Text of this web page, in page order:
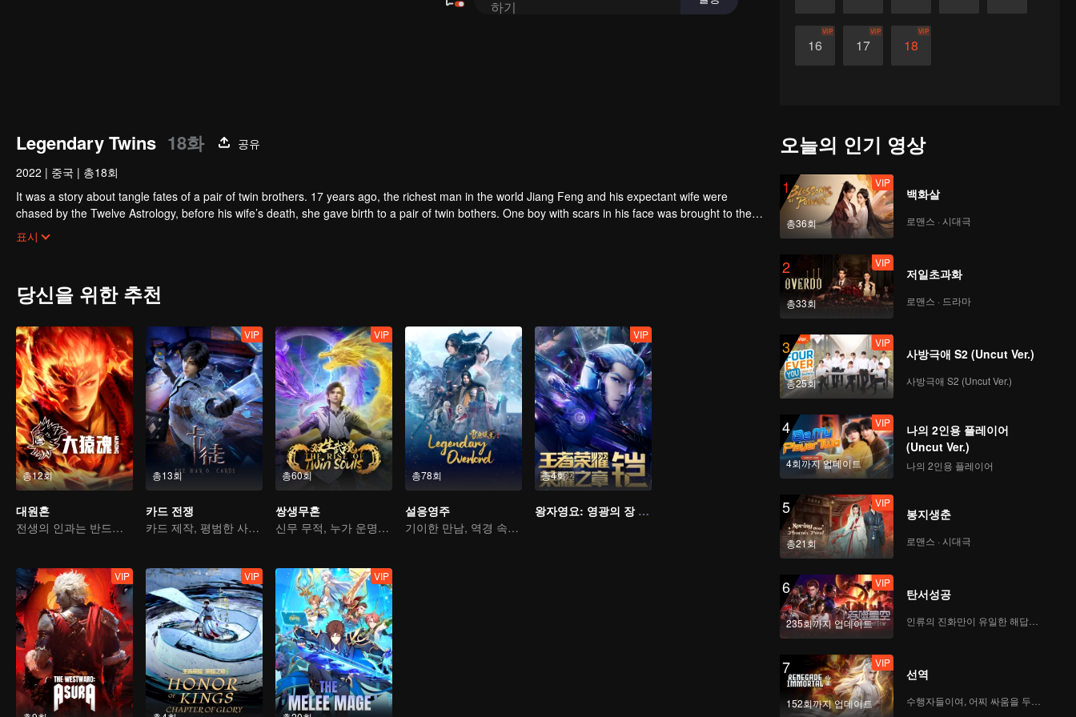
16
VIP
17
VIP
18
VIP
Legendary Twins 18화
공유
2022 | 중국 | 총18회
It was a story about tangle fates of a pair of twin brothers. 17 years ago, the richest man in the world Jiang Feng and his expectant wife were
chased by the Twelve Astrology, before his wife’s death, she gave birth to a pair of twin bothers. One boy with scars in his face was brought to the
Villains' Valley, the other boy was brought to the forbidden area in the Martial arts World, Palace Yihua.
After many years, the young man with scars in his face Jiang Xiaoyu was brought up by five evils in the Villains' Valley and wanted to be the first
villain in the world. Hua Wuque did good deeds and destroyed evil in the spirit of defending traditional moral principles.
표시
당신을 위한 추천
총12회
대원혼
전생의 인과는 반드시 하늘을 물어뜯을 것
총13회
VIP
카드 전쟁
카드 제작, 평범한 사람에서 영웅으로
총60회
VIP
쌍생무혼
신무 무적, 누가 운명을 지배하나
총78회
설응영주
기이한 만남, 역경 속에서 다시 살아난 소년
총4회
VIP
왕자영요: 영광의 장 운명의 편
VIP VIP VIP
오늘의 인기 영상
1
총36회
VIP
백화살
로맨스 · 시대극
2
총33회
VIP
저일초과화
로맨스 · 드라마
3
총25회
VIP
사방극애 S2 (Uncut Ver.)
사방극애 S2 (Uncut Ver.)
4
4회까지 업데이트
VIP
나의 2인용 플레이어
(Uncut Ver.)
나의 2인용 플레이어
5
총21회
VIP
봉지생춘
로맨스 · 시대극
6
235회까지 업데이트
VIP
탄서성공
인류의 진화만이 유일한 해답이다
7
152회까지 업데이트
VIP
선역